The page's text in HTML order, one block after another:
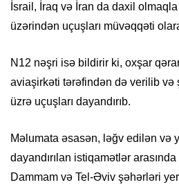
İsrail, İraq və İran da daxil
üzərindən uçuşları müvəqqəti
N12 nəşri isə bildirir ki, oxşar
aviaşirkəti tərəfindən də verilib və
üzrə uçuşları dayandırıb.
Məlumata əsasən, ləğv edilən və
dayandırılan istiqamətlər
Dammam və Tel-Əviv şəhərləri yer